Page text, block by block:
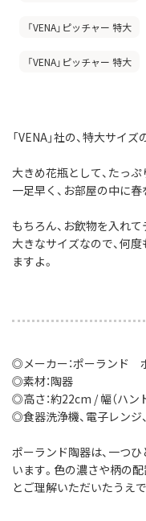
「VENA」ピッチャー 特大
「VENA」ピッチャー 特大
「VENA」社の、特大サイズ
大きめ花瓶として、たっ
一足早く、お部屋の中に
もちろん、お飲物を入れて
大きなサイズなので、何
ますよ。
◎メーカー：ポーランド
◎素材：陶器
◎高さ：約22cm / 幅（ハン
◎食器洗浄機、電子レンジ
ポーランド陶器は、一つ
います。色の濃さや柄の
とご理解いただいたうえで